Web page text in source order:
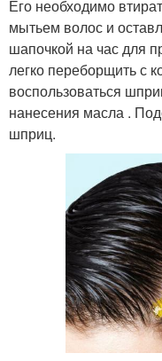
Его необходимо
мытьем волос и
шапочкой на час для
легко переборщить с
воспользоваться
нанесения масла .
шприц.